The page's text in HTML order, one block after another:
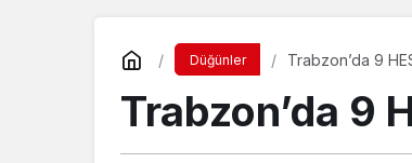
Düğünler Trabzon’da 9
Trabzon’da 9